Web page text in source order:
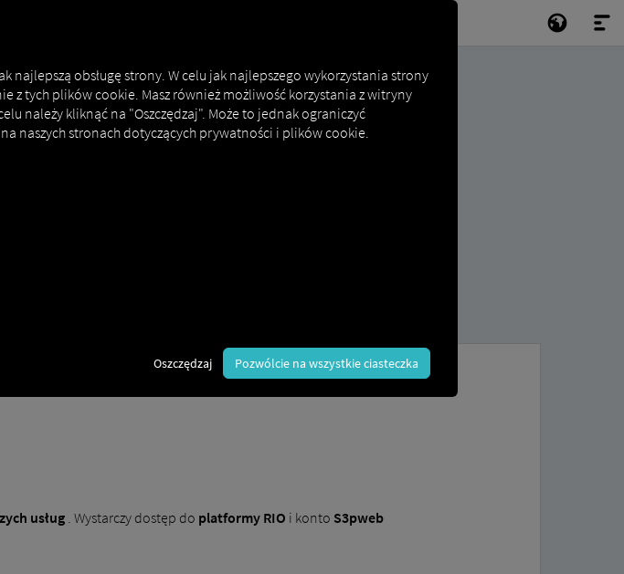
usług. Wystarczy dostęp do platformy RIO i konto S3pweb
najlepszą obsługę strony. W celu jak najlepszego wykorzystania strony
z tych plików cookie. Masz również możliwość korzystania z witryny
należy kliknąć na "Oszczędzaj". Może to jednak ograniczyć
naszych stronach dotyczących prywatności i plików cookie.
Oszczędzaj Pozwólcie na wszystkie ciasteczka